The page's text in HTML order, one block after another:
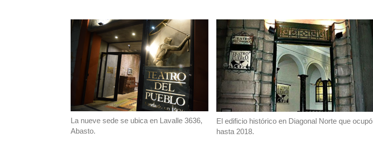
La nueve sede se ubica en Lavalle 3636,
Abasto.
El edificio histórico en Diagonal Norte que ocupó
hasta 2018.